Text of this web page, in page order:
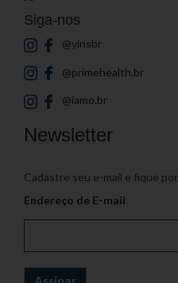
Siga-nos
@yinsbr
@primehealth.br
@iamo.br
Newsletter
Cadastre seu e-mail e fique
Endereço de E-mail